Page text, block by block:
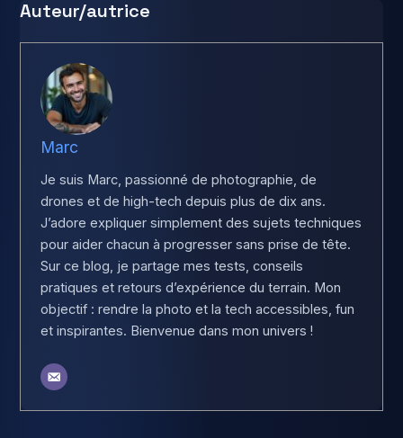
Auteur/autrice
Marc
Je suis Marc, passionné de photographie, de
drones et de high-tech depuis plus de dix ans.
J’adore expliquer simplement des sujets techniques
pour aider chacun à progresser sans prise de tête.
Sur ce blog, je partage mes tests, conseils
pratiques et retours d’expérience du terrain. Mon
objectif : rendre la photo et la tech accessibles, fun
et inspirantes. Bienvenue dans mon univers !